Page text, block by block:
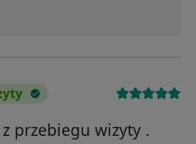
przebiegu wizyty .